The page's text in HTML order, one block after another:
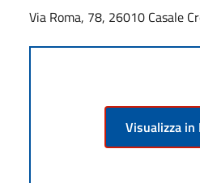
Via Roma, 78, 26010 Casale
Visualizza in